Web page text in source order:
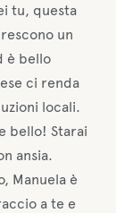
tu, questa
un
è bello
ci renda
locali.
bello! Starai
ansia.
Manuela è
a te e